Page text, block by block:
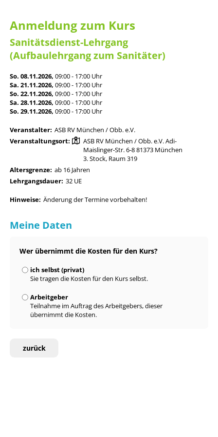
Anmeldung zum Kurs
Sanitätsdienst-Lehrgang
(Aufbaulehrgang zum Sanitäter)
So. 08.11.2026, 09:00 - 17:00 Uhr
Sa. 21.11.2026, 09:00 - 17:00 Uhr
So. 22.11.2026, 09:00 - 17:00 Uhr
Sa. 28.11.2026, 09:00 - 17:00 Uhr
So. 29.11.2026, 09:00 - 17:00 Uhr
Veranstalter: ASB RV München / Obb. e.V.
Veranstaltungsort:
ASB RV München / Obb. e.V. Adi-
Maislinger-Str. 6-8 81373 München
3. Stock, Raum 319
Altersgrenze: ab 16 Jahren
Lehrgangsdauer: 32 UE
Hinweise: Änderung der Termine vorbehalten!
Meine Daten
Wer übernimmt die Kosten für den Kurs?
ich selbst (privat)
Sie tragen die Kosten für den Kurs selbst.
Arbeitgeber
Teilnahme im Auftrag des Arbeitgebers, dieser
übernimmt die Kosten.
zurück